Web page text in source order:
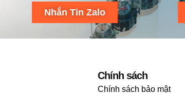
Nhắn Tin Zalo
Chính sách
Chính sách bảo mật